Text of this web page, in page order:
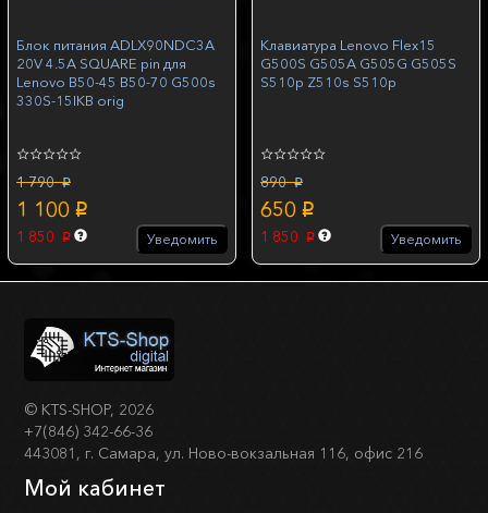
Блок питания ADLX90NDC3A
20V 4.5A SQUARE pin для
Lenovo B50-45 B50-70 G500s
330S-15IKB orig
1 790 p
1 100 p
1 850 p Уведомить
Клавиатура Lenovo Flex15
G500S G505A G505G G505S
S510p Z510s S510p
890 p
650 p
1 850 p Уведомить
© KTS-SHOP, 2026
+7(846) 342-66-36
443081, г. Самара, ул. Ново-вокзальная 116, офис 216
Мой кабинет